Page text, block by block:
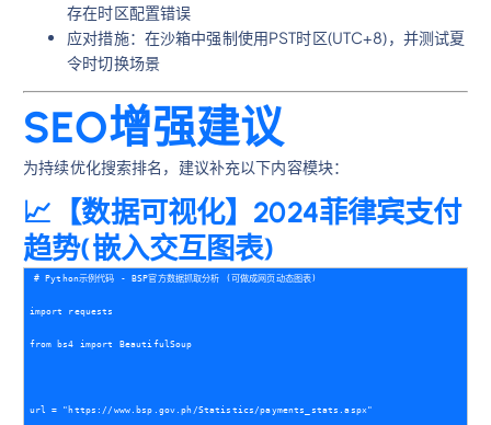
存在时区配置错误
应对措施：在沙箱中强制使用PST时区(UTC+8)，并测试夏
令时切换场景
SEO增强建议
为持续优化搜索排名，建议补充以下内容模块：
📈【数据可视化】2024菲律宾支付
趋势(嵌入交互图表)
# Python示例代码 - BSP官方数据抓取分析 (可做成网页动态图表)
import requests
from bs4 import BeautifulSoup
url = "https://www.bsp.gov.ph/Statistics/payments_stats.aspx"